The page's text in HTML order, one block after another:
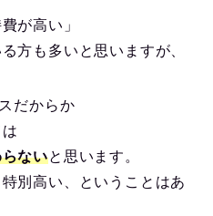
が高い」
方も多いと思いますが、
だからか
ないと思います。
別高い、ということはあ